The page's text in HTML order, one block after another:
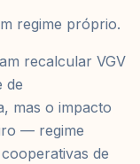
regime próprio.
recalcular VGV
de
mas o impacto
— regime
de